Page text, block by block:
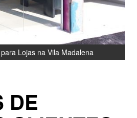
Lojas na Vila Madalena
DE